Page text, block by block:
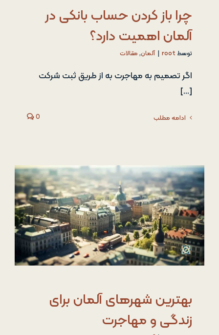
چرا باز کردن حساب بانکی در
آلمان اهمیت دارد؟
توسط root
| آلمان, مقالات
اگر تصمیم به مهاجرت به از طریق ثبت شرکت
[...]
ادامه مطلب 0
بهترین شهرهای آلمان برای
زندگی و مهاجرت